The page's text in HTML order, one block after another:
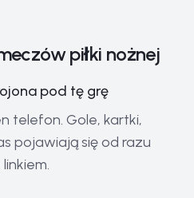
na Świeciepiłki nożnej
pod tę grę
telefon. Gole, kartki,
pojawiają się od razu